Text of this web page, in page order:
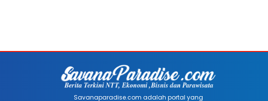
Savanaparadise.com adalah portal yang